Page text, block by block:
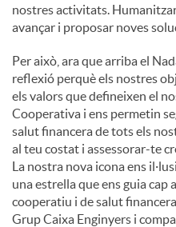
nostres activitats.
avançar i proposar noves
Per això, ara que arriba el
reflexió perquè els nostres
els valors que defineixen el
Cooperativa i ens permetin
salut financera de tots els
al teu costat i assessorar-te
La nostra nova icona ens
una estrella que ens guia cap
cooperatiu i de salut
Grup Caixa Enginyers i